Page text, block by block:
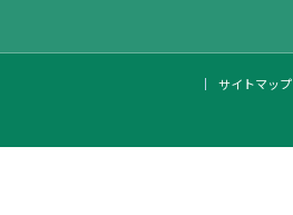
サイトマップ